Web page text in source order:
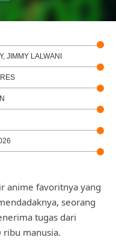
JIMMY LALWANI
anime favoritnya yang
seorang
tugas dari
manusia.